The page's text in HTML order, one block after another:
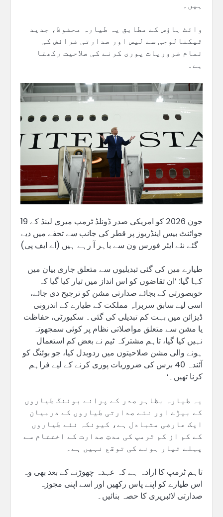
ہیں۔
وائٹ ہاؤس کے مطابق یہ طیارہ محفوظ، جدید
ٹیکنالوجی سے لیس اور صدارتی فرائض کی
تمام ضروریات پوری کرنے کی صلاحیت رکھتا
ہے۔
19 جون 2026 کو امریکی صدر ڈونلڈ ٹرمپ میری لینڈ کے
جوائنٹ بیس اینڈریوز پر قطر کی جانب سے تحفے میں دیے
گئے نئے ایئر فورس ون سے باہر آ رہے ہیں (اے ایف پی)
طیارے میں کی گئی تبدیلیوں سے متعلق جاری بیان میں
کہا گیا: ’ان تقاضوں کو اس انداز میں تیار کیا گیا کہ
خوبصورتی کے بجائے صدارتی مشن کو ترجیح دی جائے،
اسی لیے سابق سربراہِ مملکت کے طیارے کے اندرونی
ڈیزائن میں بہت کم تبدیلی کی گئی۔ سکیورٹی، حفاظت
یا مشن سے متعلق مواصلاتی نظام پر کوئی سمجھوتہ
نہیں کیا گیا، تاہم مشترکہ ٹیم نے بعض کم استعمال
ہونے والی مشن صلاحیتوں میں ردوبدل کیا، جو بوئنگ کو
آئندہ 40 برس کی ضروریات پوری کرنے کے لیے فراہم
کرنا تھیں۔‘
یہ طیارہ بظاہر صدر کے پرانے بوئنگ طیاروں
کے بیڑے اور نئے صدارتی طیاروں کے درمیان
ایک عارضی متبادل ہے، کیونکہ نئے طیاروں
کے کم از کم ٹرمپ کی مدتِ صدارت کے اختتام سے
پہلے تیار ہونے کی توقع نہیں ہے۔
تاہم ٹرمپ کا ارادہ ہے کہ عہدہ چھوڑنے کے بعد بھی وہ
اس طیارے کو اپنے پاس رکھیں اور اسے اپنی مجوزہ
صدارتی لائبریری کا حصہ بنائیں۔